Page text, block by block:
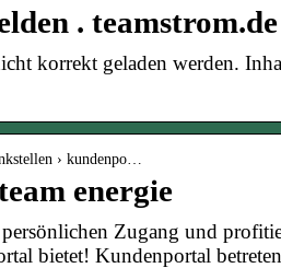
. teamstrom.de
korrekt geladen werden.
› kundenpo…
energie
Zugang und
bietet! Kundenportal